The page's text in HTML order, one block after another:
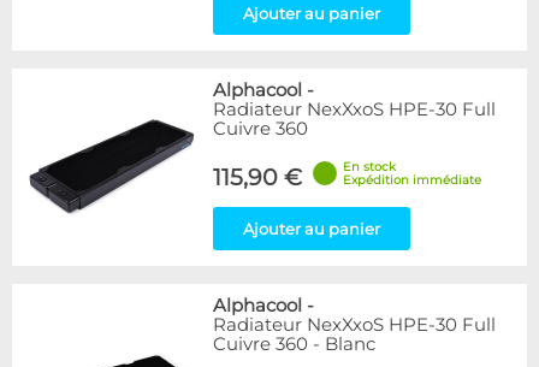
Ajouter au panier
Alphacool -
Radiateur NexXxoS HPE-30 Full
Cuivre 360
115,90 €
En stock
Expédition immédiate
Ajouter au panier
Alphacool -
Radiateur NexXxoS HPE-30 Full
Cuivre 360 - Blanc